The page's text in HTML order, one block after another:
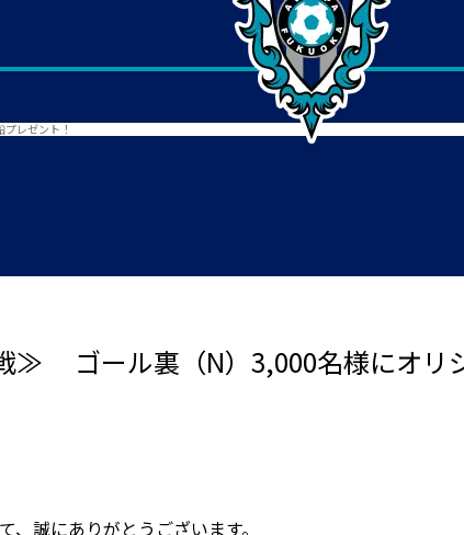
レゼント！
≫ ゴール裏（N）3,000名様にオリ
誠にありがとうございます。